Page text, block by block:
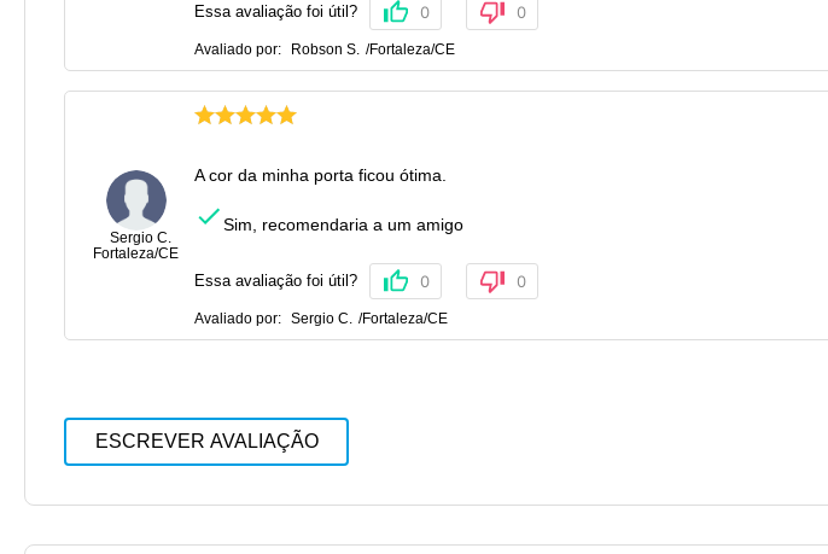
Essa avaliação foi útil? 0 0
Avaliado por: Robson S. /Fortaleza/CE
Sergio C.
Fortaleza/CE
A cor da minha porta ficou ótima.
Sim, recomendaria a um amigo
Essa avaliação foi útil? 0 0
Avaliado por: Sergio C. /Fortaleza/CE
ESCREVER AVALIAÇÃO